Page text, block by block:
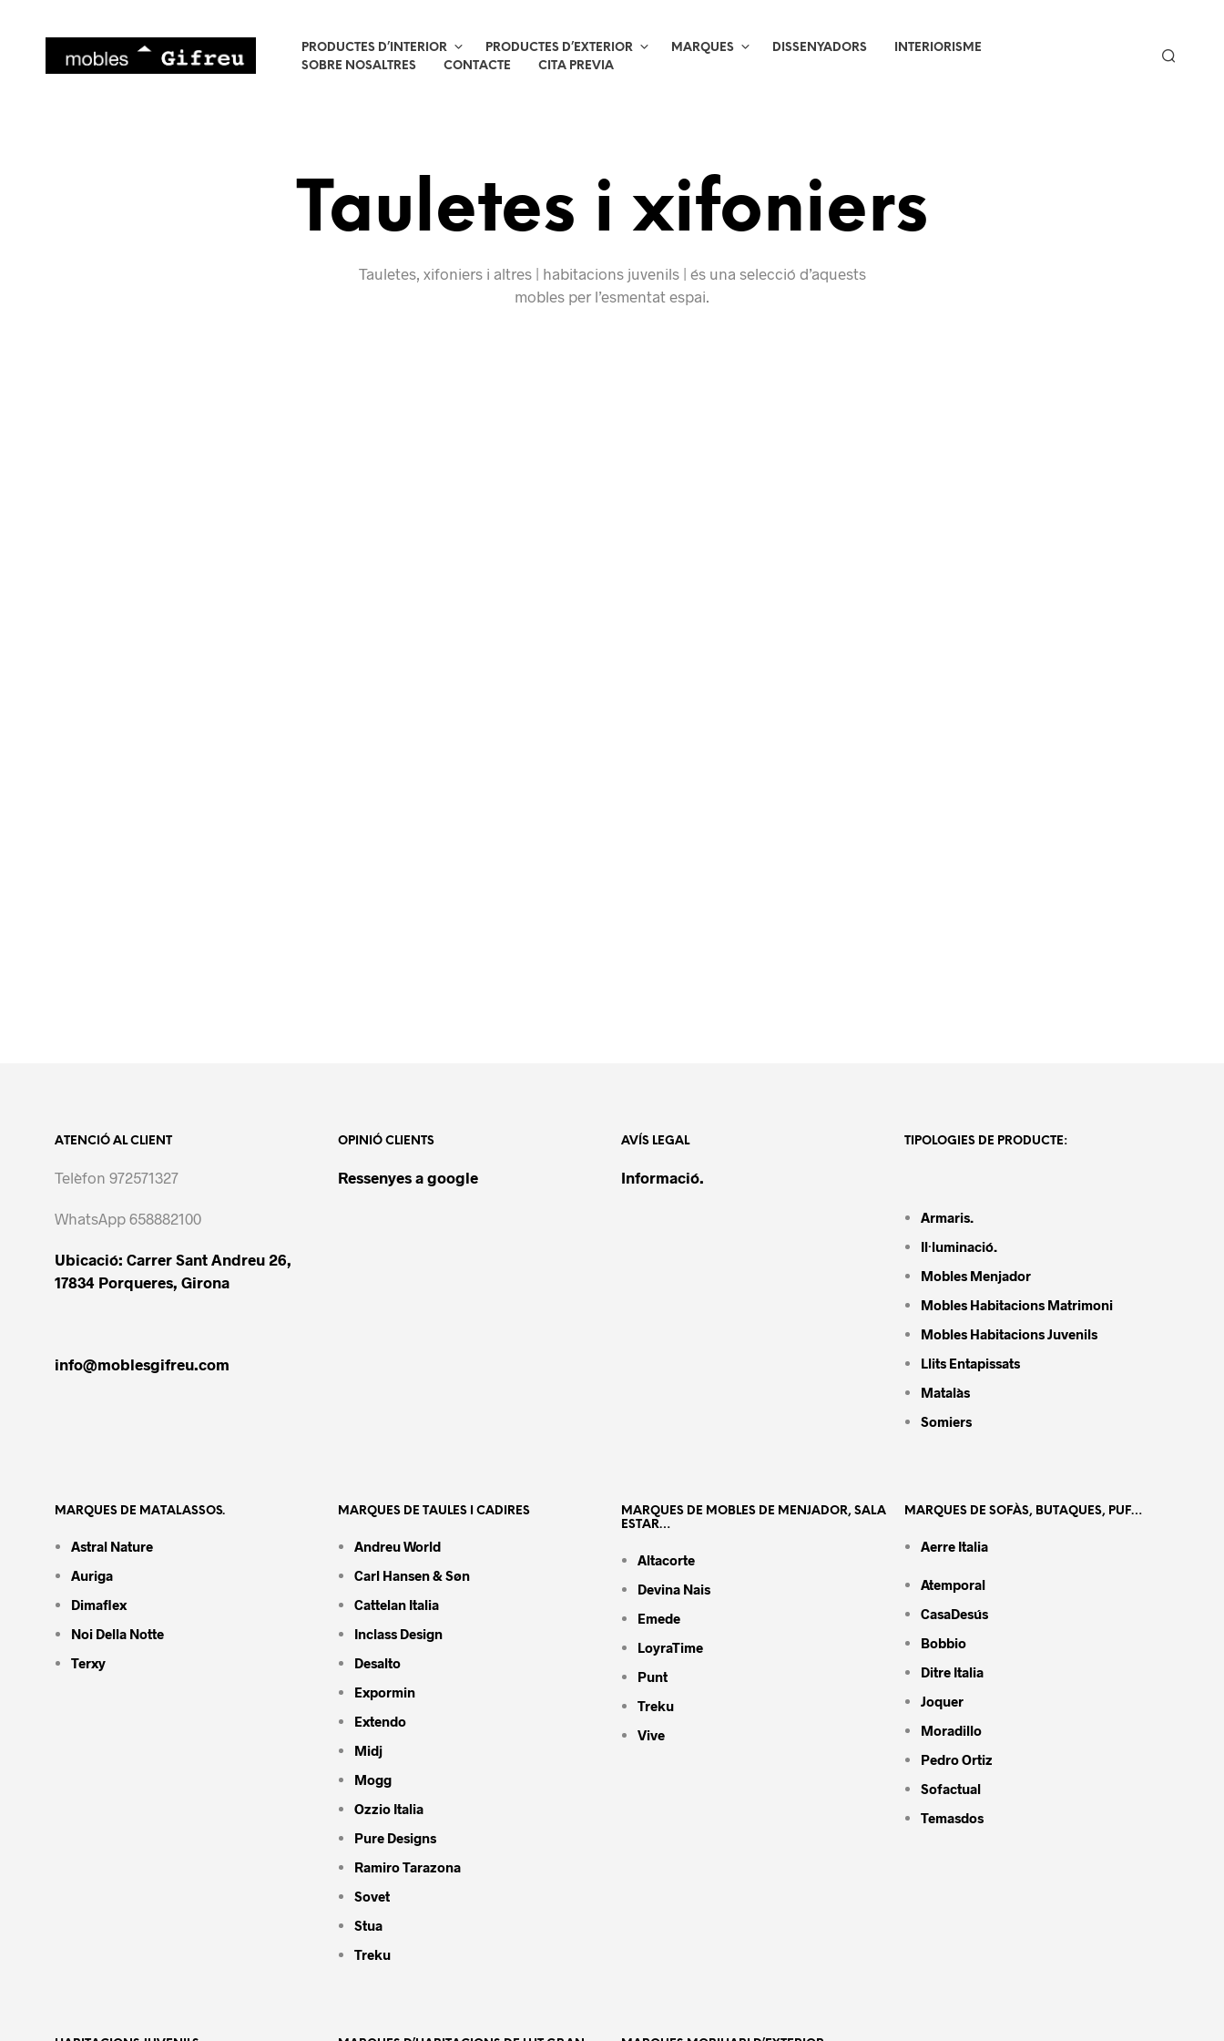
PRODUCTES D’INTERIOR PRODUCTES D’EXTERIOR MARQUES DISSENYADORS
INTERIORISME
SOBRE NOSALTRES
CONTACTE CITA PREVIA
Tauletes i xifoniers
Tauletes, xifoniers i altres | habitacions juvenils | és una selecció d’aquests
mobles per l’esmentat espai.
ATENCIÓ AL CLIENT
Telèfon 972571327
WhatsApp 658882100
Ubicació: Carrer Sant Andreu 26,
17834 Porqueres, Girona
info@moblesgifreu.com
OPINIÓ CLIENTS
Ressenyes a google
AVÍS LEGAL
Informació.
TIPOLOGIES DE PRODUCTE:
Armaris.
Il·luminació.
Mobles Menjador
Mobles Habitacions Matrimoni
Mobles Habitacions Juvenils
Llits Entapissats
Matalàs
Somiers
MARQUES DE MATALASSOS.
Astral Nature
Auriga
Dimaflex
Noi Della Notte
Terxy
MARQUES DE TAULES I CADIRES
Andreu World
Carl Hansen & Søn
Cattelan Italia
Inclass Design
Desalto
Expormin
Extendo
Midj
Mogg
Ozzio Italia
Pure Designs
Ramiro Tarazona
Sovet
Stua
Treku
MARQUES DE MOBLES DE MENJADOR, SALA
ESTAR…
Altacorte
Devina Nais
Emede
LoyraTime
Punt
Treku
Vive
MARQUES DE SOFÀS, BUTAQUES, PUF…
Aerre Italia
Atemporal
CasaDesús
Bobbio
Ditre Italia
Joquer
Moradillo
Pedro Ortiz
Sofactual
Temasdos